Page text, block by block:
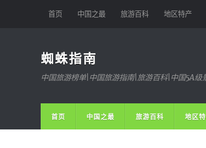
首页 中国之最 旅游百科 地区特产
蜘蛛指南
中国旅游榜单|中国旅游指南|旅游百科|中国5A
首页 中国之最 旅游百科 地区